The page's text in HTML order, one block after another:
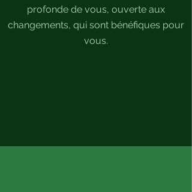
profonde de vous, ouverte aux
changements, qui sont bénéfiques pour
vous.